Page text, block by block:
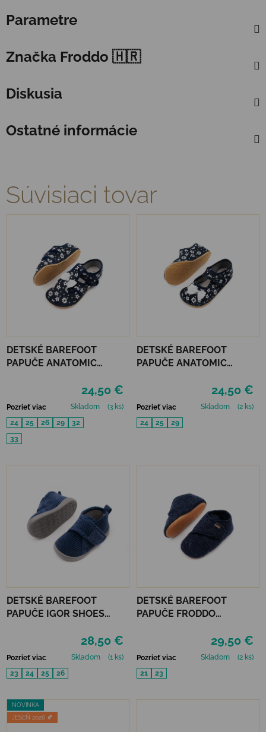
Parametre
Značka Froddo 🇭🇷
Diskusia
Ostatné informácie
Súvisiaci tovar
DETSKÉ BAREFOOT
PAPUČE ANATOMIC
24,50 €
Pozrieť viac Skladom
(3 ks)
24
25 26 29
32
33
DETSKÉ BAREFOOT
PAPUČE ANATOMIC
24,50 €
Pozrieť viac Skladom
(2 ks)
24
25 29
DETSKÉ BAREFOOT
PAPUČE IGOR SHOES
28,50 €
Pozrieť viac Skladom
(1 ks)
23
24 25 26
DETSKÉ BAREFOOT
PAPUČE FRODDO
29,50 €
Pozrieť viac Skladom
(2 ks)
21
23
NOVINKA
JESEŇ 2026 🍂